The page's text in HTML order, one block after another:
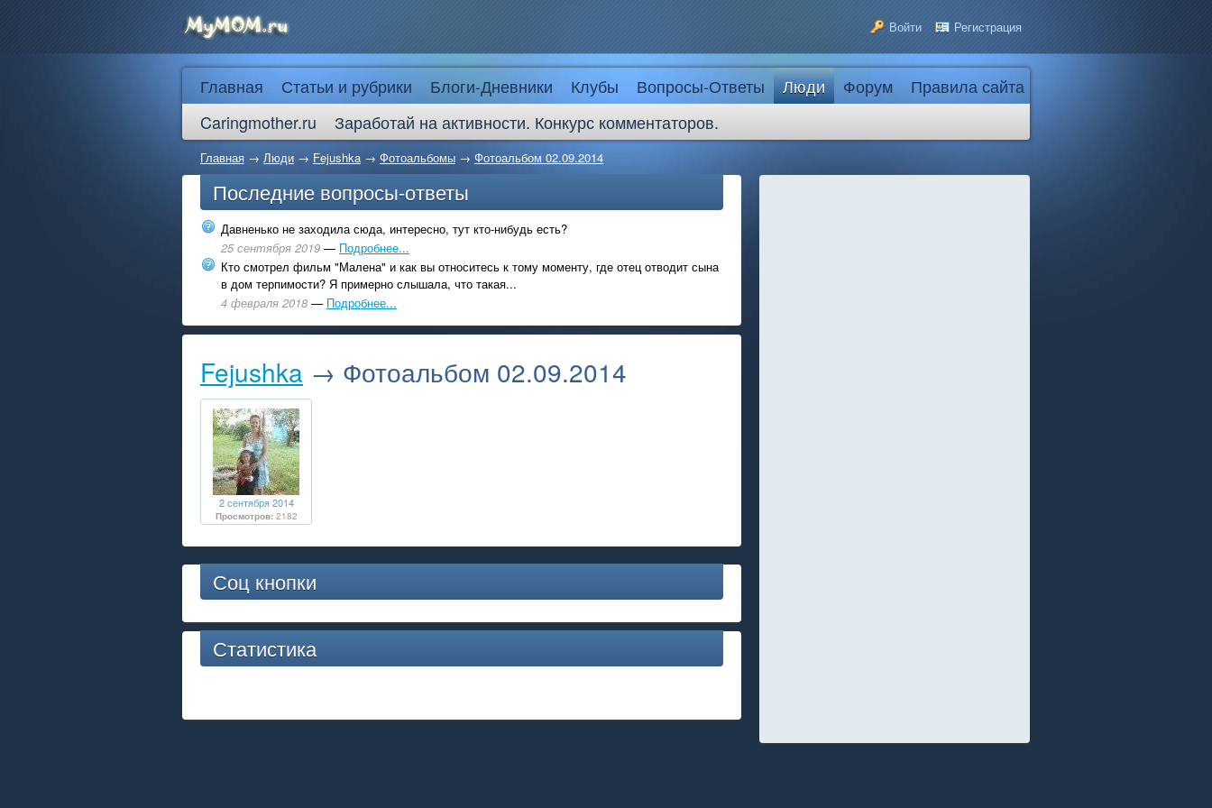
Войти Регистрация
Главная Статьи и рубрики Блоги-Дневники Клубы Вопросы-Ответы Люди Форум
Правила сайта
Caringmother.ru
Заработай на активности. Конкурс комментаторов.
Главная → Люди → Fejushka → Фотоальбомы → Фотоальбом 02.09.2014
Последние вопросы-ответы
Давненько не заходила сюда, интересно, тут кто-нибудь есть?
25 сентября 2019 — Подробнее...
Кто смотрел фильм "Малена" и как вы относитесь к тому моменту, где отец отводит сына
в дом терпимости? Я примерно слышала, что такая...
4 февраля 2018 — Подробнее...
Fejushka → Фотоальбом 02.09.2014
2 сентября 2014
Просмотров:2182
Соц кнопки
Статистика